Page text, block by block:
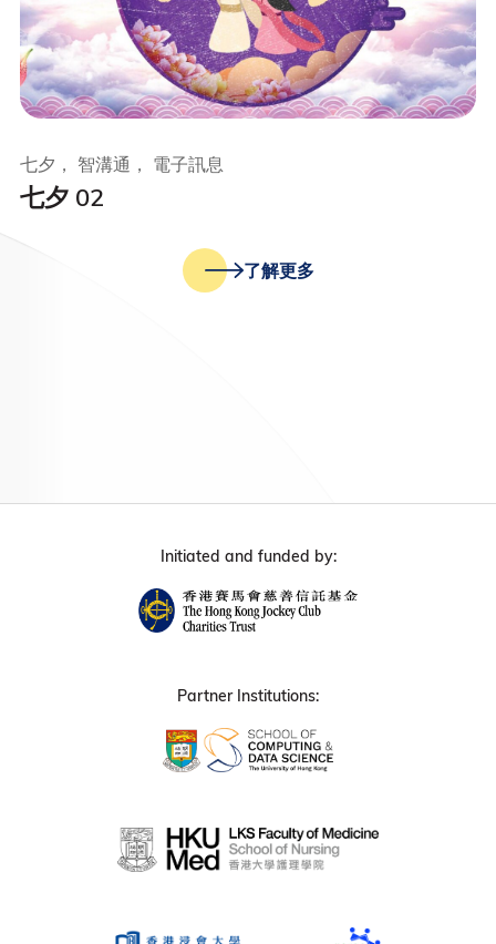
七夕 02
七夕， 智溝通， 電子訊息
了解更多
Initiated and funded by:
Partner Institutions: